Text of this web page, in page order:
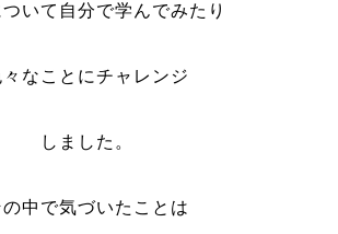
いて自分で学んでみたり
なことにチャレンジ
しました。
の中で気づいたことは